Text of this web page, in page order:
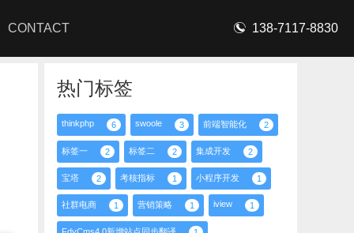
CONTACT 138-7117-8830
热门标签
thinkphp 6 swoole 3 前端智能化 2
标签一 2 标签二 2 集成开发 2
宝塔 2 考核指标 1 小程序开发 1
社群电商 1 营销策略 1 iview 1